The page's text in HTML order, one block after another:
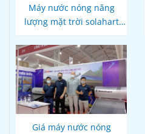
Máy nước nóng năng
lượng mặt trời solahart
Giá máy nước nóng